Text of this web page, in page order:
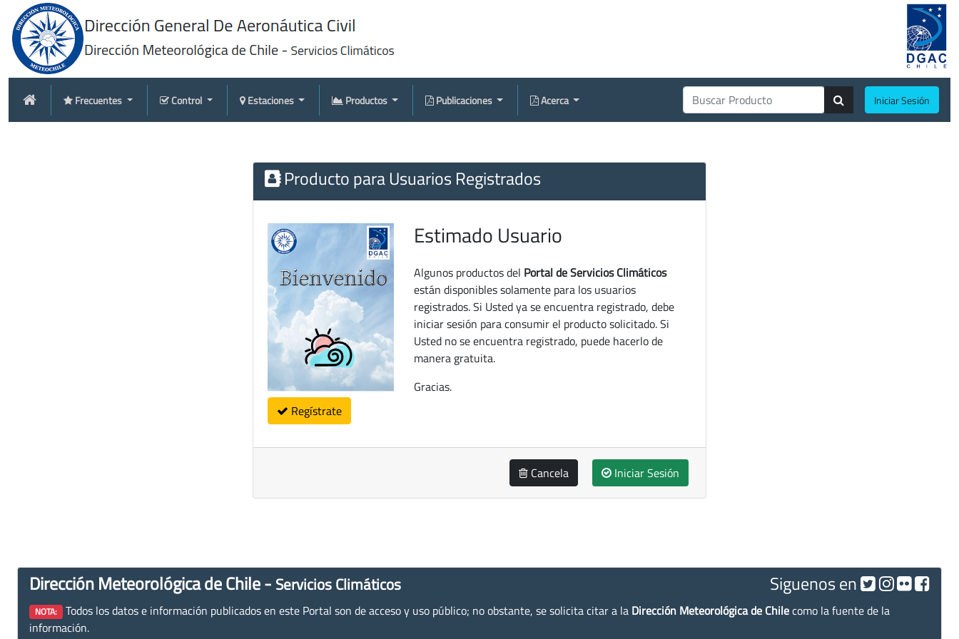
Frecuentes Control Estaciones Productos Publicaciones Acerca Iniciar Sesión
Producto para Usuarios Registrados
Regístrate
Estimado Usuario
Algunos productos del Portal de Servicios Climáticos
están disponibles solamente para los usuarios
registrados. Si Usted ya se encuentra registrado, debe
iniciar sesión para consumir el producto solicitado. Si
Usted no se encuentra registrado, puede hacerlo de
manera gratuita.
Gracias.
Cancela Iniciar Sesión
Dirección Meteorológica de Chile - Servicios Climáticos Siguenos en
NOTA: Todos los datos e información publicados en este Portal son de acceso y uso público; no obstante, se solicita citar a la Dirección Meteorológica de Chilecomo la fuente de la
información.